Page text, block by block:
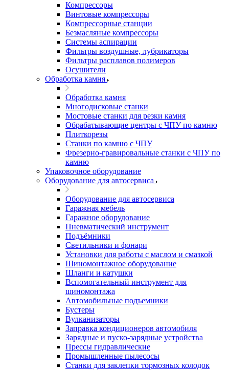
Компрессоры
Винтовые компрессоры
Компрессорные станции
Безмасляные компрессоры
Системы аспирации
Фильтры воздушные, лубрикаторы
Фильтры расплавов полимеров
Осушители
Обработка камня
Обработка камня
Многодисковые станки
Мостовые станки для резки камня
Обрабатывающие центры с ЧПУ по камню
Плиткорезы
Станки по камню с ЧПУ
Фрезерно-гравировальные станки с ЧПУ по
камню
Упаковочное оборудование
Оборудование для автосервиса
Оборудование для автосервиса
Гаражная мебель
Гаражное оборудование
Пневматический инструмент
Подъёмники
Светильники и фонари
Установки для работы с маслом и смазкой
Шиномонтажное оборудование
Шланги и катушки
Вспомогательный инструмент для
шиномонтажа
Автомобильные подъемники
Бустеры
Вулканизаторы
Заправка кондиционеров автомобиля
Зарядные и пуско-зарядные устройства
Прессы гидравлические
Промышленные пылесосы
Станки для заклепки тормозных колодок